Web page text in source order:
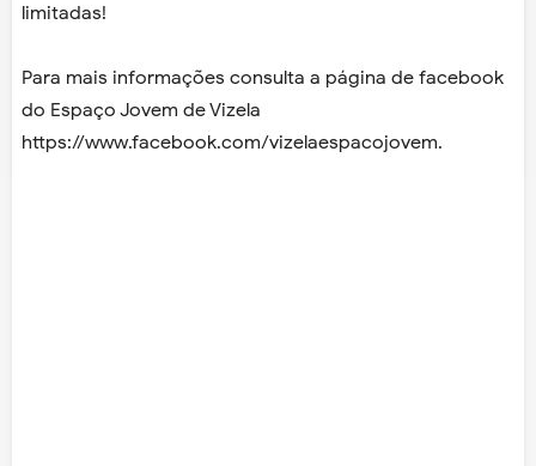
limitadas!
Para mais informações consulta a página de facebook
do Espaço Jovem de Vizela
https://www.facebook.com/vizelaespacojovem.